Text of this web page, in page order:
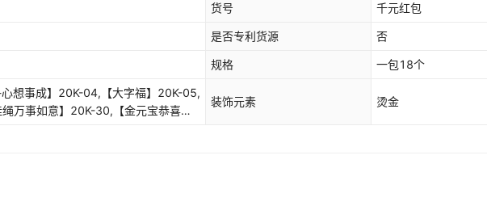
货号 千元红包
是否专利货源 否
规格 一包18个
想事成】20K-04,【大字福】20K-05,
万事如意】20K-30,【金元宝恭喜发
装饰元素 烫金